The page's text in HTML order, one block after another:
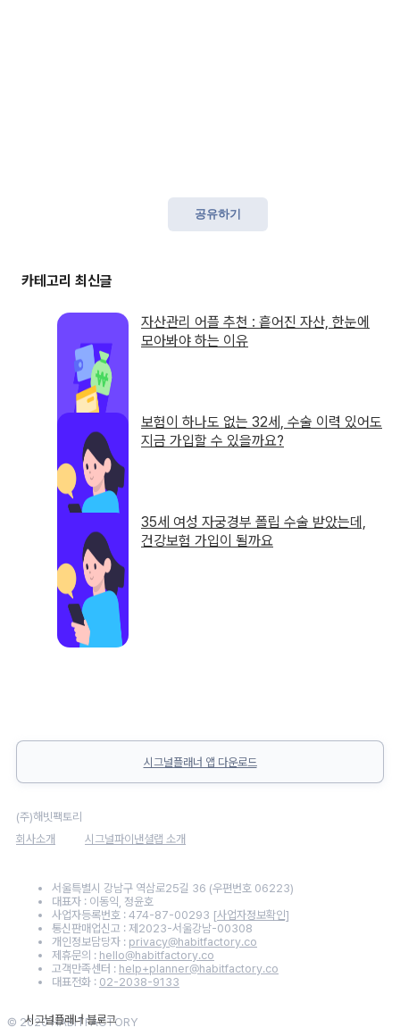
공유하기
자산관리 어플 추천 : 흩어진 자산, 한눈에
모아봐야 하는 이유
보험이 하나도 없는 32세, 수술 이력 있어도
지금 가입할 수 있을까요?
35세 여성 자궁경부 폴립 수술 받았는데,
건강보험 가입이 될까요
시그널플래너 앱 다운로드
(주)해빗팩토리
회사소개
시그널파이낸셜랩 소개
서울특별시 강남구 역삼로25길 36 (우편번호 06223)
대표자 : 이동익, 정윤호
사업자등록번호 : 474-87-00293 [사업자정보확인]
통신판매업신고 : 제2023-서울강남-00308
개인정보담당자 : privacy@habitfactory.co
제휴문의 : hello@habitfactory.co
고객만족센터 : help+planner@habitfactory.co
대표전화 : 02-2038-9133
© 2020 HABITFACTORY